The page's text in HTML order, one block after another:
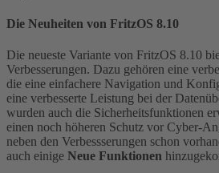
Die Neuheiten von FritzOS 8.10
Die neueste Variante von FritzOS 8.10
Verbesserungen. Dazu gehören eine
die eine einfachere Navigation und
eine verbesserte Leistung bei der
wurden auch die Sicherheitsfunktionen
einen noch höheren Schutz vor Cyber-
neben den Verbessserungen schon
auch einige Neue Funktionen